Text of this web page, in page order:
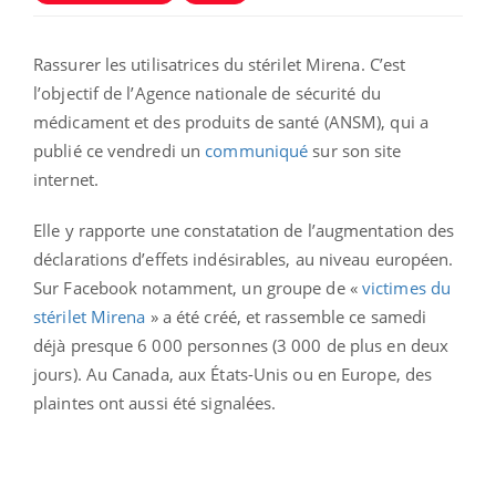
Rassurer les utilisatrices du stérilet Mirena. C’est
l’objectif de l’Agence nationale de sécurité du
médicament et des produits de santé (ANSM), qui a
publié ce vendredi un communiqué sur son site
internet.
Elle y rapporte une constatation de l’augmentation des
déclarations d’effets indésirables, au niveau européen.
Sur Facebook notamment, un groupe de « victimes du
stérilet Mirena » a été créé, et rassemble ce samedi
déjà presque 6 000 personnes (3 000 de plus en deux
jours). Au Canada, aux États-Unis ou en Europe, des
plaintes ont aussi été signalées.